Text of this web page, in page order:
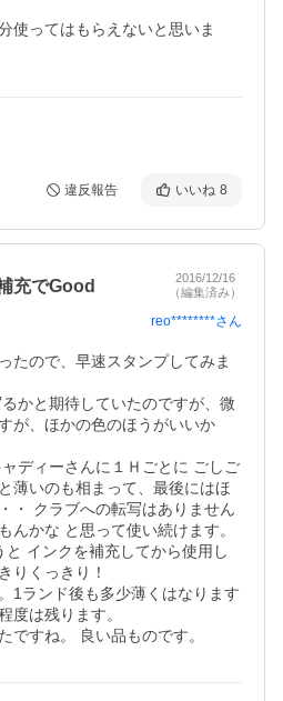
使ってはもらえないと思いま
違反報告 いいね 8
充でGood
2016/12/16
（編集済み）
reo********さん
たので、早速スタンプしてみま
かと期待していたのですが、微
が、ほかの色のほうがいいか
ディーさんに１Ｈごとに ごしご
薄いのも相まって、最後にはほ
・ クラブへの転写はありません
んかな と思って使い続けます。
インクを補充してから使用し
りくっきり！
ランド後も多少薄くはなります
度は残ります。
すね。 良い品ものです。